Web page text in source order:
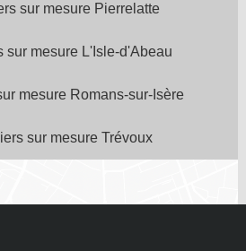
sur mesure Pierrelatte
sur mesure L'Isle-d'Abeau
mesure Romans-sur-Isère
sur mesure Trévoux